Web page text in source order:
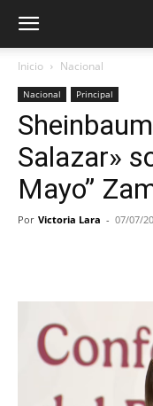
Inicio Nacional
Nacional Principal
Salazar»
Mayo”
Por Victoria Lara - 07/07/